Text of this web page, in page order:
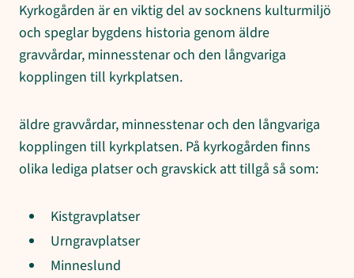
Kyrkogården är en viktig del av socknens kulturmiljö
och speglar bygdens historia genom äldre
gravvårdar, minnesstenar och den långvariga
kopplingen till kyrkplatsen.
äldre gravvårdar, minnesstenar och den långvariga
kopplingen till kyrkplatsen. På kyrkogården finns
olika lediga platser och gravskick att tillgå så som:
Kistgravplatser
Urngravplatser
Minneslund